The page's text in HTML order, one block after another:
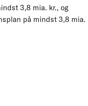
3,8 mia. kr., og
på mindst 3,8 mia.